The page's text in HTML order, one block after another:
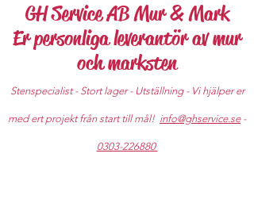
GH Service AB Mur & Mark
Er personliga leverantör av mur
och marksten
Stenspecialist - Stort lager - Utställning - Vi hjälper er
med ert projekt från start till mål! info@ghservice.se-
0303-226880